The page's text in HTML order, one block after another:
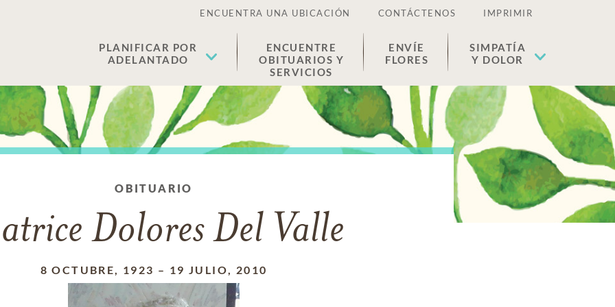
ENCUENTRA UNA UBICACIÓN CONTÁCTENOS IMPRIMIR
PLANIFICAR POR
ADELANTADO
ENCUENTRE
OBITUARIOS Y
SERVICIOS
ENVÍE
FLORES
SIMPATÍA
Y DOLOR
OBITUARIO
Dolores Del Valle
8 OCTUBRE, 1923 – 19 JULIO, 2010